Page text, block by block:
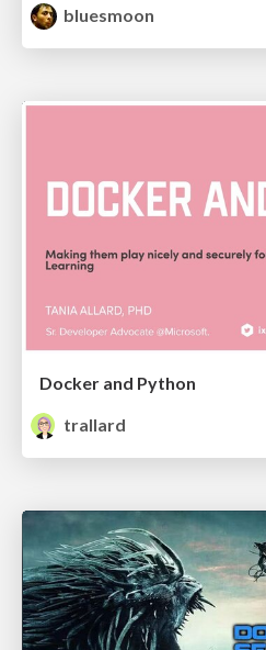
bluesmoon
Docker and Python
trallard